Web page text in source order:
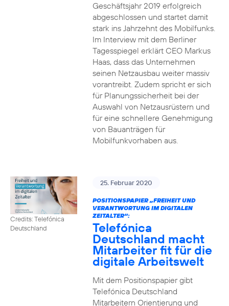
Geschäftsjahr 2019 erfolgreich
abgeschlossen und startet damit
stark ins Jahrzehnt des Mobilfunks.
Im Interview mit dem Berliner
Tagesspiegel erklärt CEO Markus
Haas, dass das Unternehmen
seinen Netzausbau weiter massiv
vorantreibt. Zudem spricht er sich
für Planungssicherheit bei der
Auswahl von Netzausrüstern und
für eine schnellere Genehmigung
von Bauanträgen für
Mobilfunkvorhaben aus.
Credits: Telefónica
Deutschland
25. Februar 2020
POSITIONSPAPIER „FREIHEIT UND
VERANTWORTUNG IM DIGITALEN
ZEITALTER“:
Telefónica
Deutschland macht
Mitarbeiter fit für die
digitale Arbeitswelt
Mit dem Positionspapier gibt
Telefónica Deutschland
Mitarbeitern Orientierung und